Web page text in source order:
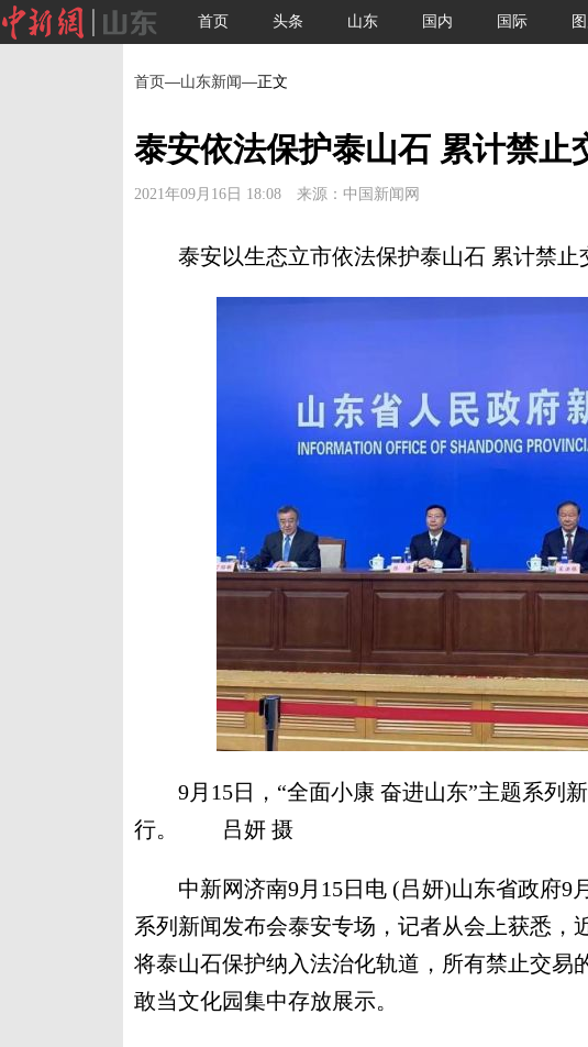
首页 头条 山东 国内 国际
首页—山东新闻—正文
泰安依法保护泰山石 累计禁止
2021年09月16日 18:08 来源：中国新闻网
泰安以生态立市依法保护泰山石 累计禁止
9月15日，“全面小康 奋进山东”主题系列
行。 吕妍 摄
中新网济南9月15日电 (吕妍)山东省政府9
系列新闻发布会泰安专场，记者从会上获悉，
将泰山石保护纳入法治化轨道，所有禁止交易
敢当文化园集中存放展示。